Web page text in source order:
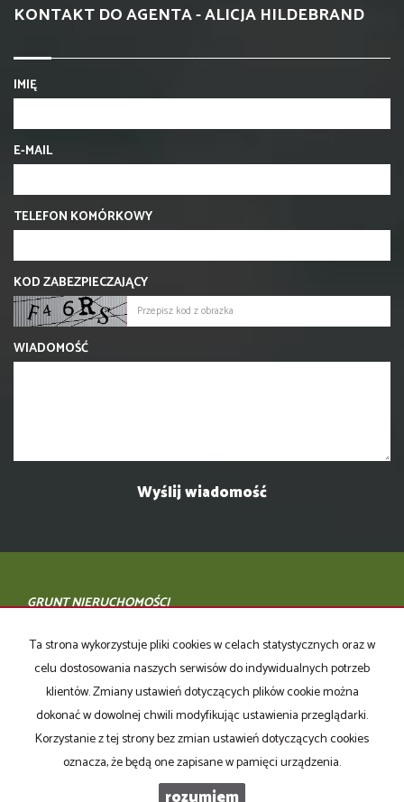
KONTAKT DO AGENTA - ALICJA HILDEBRAND
IMIĘ
E-MAIL
TELEFON KOMÓRKOWY
KOD ZABEZPIECZAJĄCY
WIADOMOŚĆ
GRUNT NIERUCHOMOŚCI
ul. Bydgoska 23, 64-920 Piła
www.gruntnieruchomosci.pl
biuro@gruntnieruchomosci.pl
Mieszkania na wynajem
Domyna wynajem
Ta strona wykorzystuje pliki cookies w celach statystycznych oraz w
celu dostosowania naszych serwisów do indywidualnych potrzeb
klientów. Zmiany ustawień dotyczących plików cookie można
dokonać w dowolnej chwili modyfikując ustawienia przeglądarki.
Korzystanie z tej strony bez zmian ustawień dotyczących cookies
oznacza, że będą one zapisane w pamięci urządzenia.